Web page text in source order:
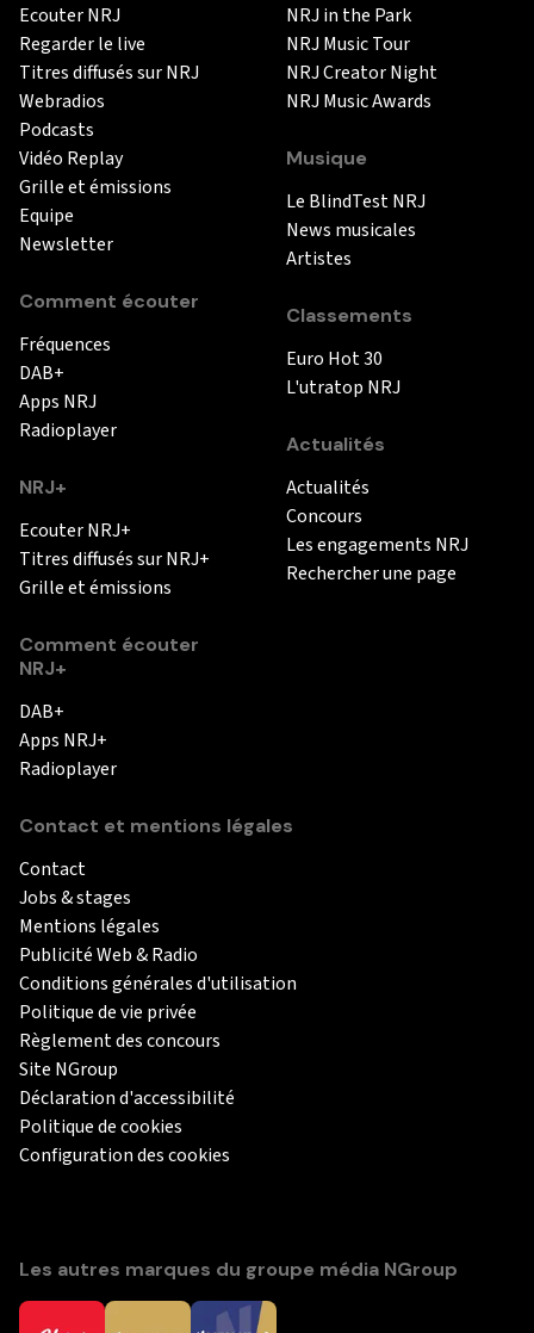
Ecouter NRJ
Regarder le live
Titres diffusés sur NRJ
Webradios
Podcasts
Vidéo Replay
Grille et émissions
Equipe
Newsletter
Comment écouter
Fréquences
DAB+
Apps NRJ
Radioplayer
NRJ+
Ecouter NRJ+
Titres diffusés sur NRJ+
Grille et émissions
Comment écouter
NRJ+
DAB+
Apps NRJ+
Radioplayer
NRJ in the Park
NRJ Music Tour
NRJ Creator Night
NRJ Music Awards
Musique
Le BlindTest NRJ
News musicales
Artistes
Classements
Euro Hot 30
L'utratop NRJ
Actualités
Actualités
Concours
Les engagements NRJ
Rechercher une page
Contact et mentions légales
Contact
Jobs & stages
Mentions légales
Publicité Web & Radio
Conditions générales d'utilisation
Politique de vie privée
Règlement des concours
Site NGroup
Déclaration d'accessibilité
Politique de cookies
Configuration des cookies
Les autres marques du groupe média NGroup